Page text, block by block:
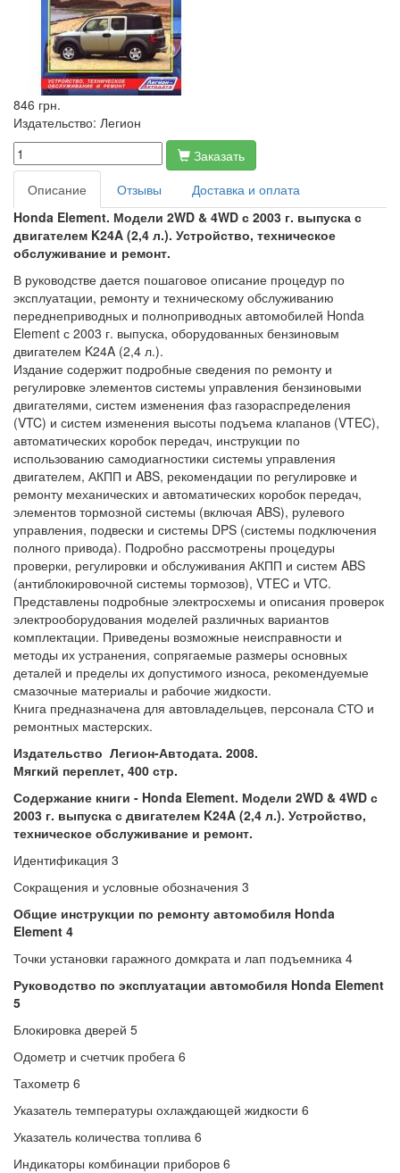
846 грн.
Издательство: Легион
Заказать
Описание
Отзывы
Доставка и оплата
Honda Element. Модели 2WD & 4WD с 2003 г. выпуска с
двигателем K24A (2,4 л.). Устройство, техническое
обслуживание и ремонт.
В руководстве дается пошаговое описание процедур по
эксплуатации, ремонту и техническому обслуживанию
переднеприводных и полноприводных автомобилей Honda
Element с 2003 г. выпуска, оборудованных бензиновым
двигателем K24A (2,4 л.).
Издание содержит подробные сведения по ремонту и
регулировке элементов системы управления бензиновыми
двигателями, систем изменения фаз газораспределения
(VTC) и систем изменения высоты подъема клапанов (VTEC),
автоматических коробок передач, инструкции по
использованию самодиагностики системы управления
двигателем, АКПП и ABS, рекомендации по регулировке и
ремонту механических и автоматических коробок передач,
элементов тормозной системы (включая ABS), рулевого
управления, подвески и системы DPS (системы подключения
полного привода). Подробно рассмотрены процедуры
проверки, регулировки и обслуживания АКПП и систем ABS
(антиблокировочной системы тормозов), VTEC и VTC.
Представлены подробные электросхемы и описания проверок
электрооборудования моделей различных вариантов
комплектации. Приведены возможные неисправности и
методы их устранения, сопрягаемые размеры основных
деталей и пределы их допустимого износа, рекомендуемые
смазочные материалы и рабочие жидкости.
Книга предназначена для автовладельцев, персонала СТО и
ремонтных мастерских.
Издательство Легион-Автодата. 2008.
Мягкий переплет, 400 стр.
Содержание книги - Honda Element. Модели 2WD & 4WD с
2003 г. выпуска с двигателем K24A (2,4 л.). Устройство,
техническое обслуживание и ремонт.
Идентификация 3
Сокращения и условные обозначения 3
Общие инструкции по ремонту автомобиля Honda
Element 4
Точки установки гаражного домкрата и лап подъемника 4
Руководство по эксплуатации автомобиля Honda Element
5
Блокировка дверей 5
Одометр и счетчик пробега 6
Тахометр 6
Указатель температуры охлаждающей жидкости 6
Указатель количества топлива 6
Индикаторы комбинации приборов 6